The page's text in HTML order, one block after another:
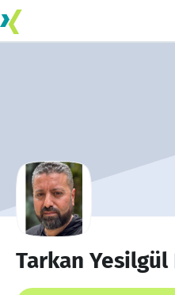
Tarkan Yesilgül